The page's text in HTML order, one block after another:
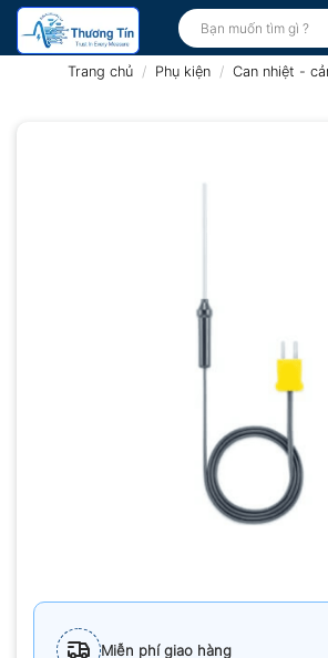
Bỏ
qua
Tìm
kiếm:
Trang chủ / Phụ kiện / Can nhiệt -
Miễn phí giao hàng